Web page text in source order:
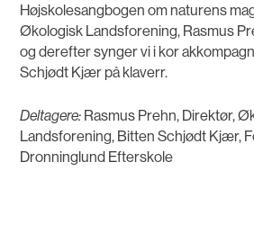
Højskolesangbogen om naturens
Økologisk Landsforening, Rasmus
og derefter synger vi i kor
Schjødt Kjær på klaverr.
Deltagere: Rasmus Prehn, Direktør,
Landsforening, Bitten Schjødt Kjær,
Dronninglund Efterskole